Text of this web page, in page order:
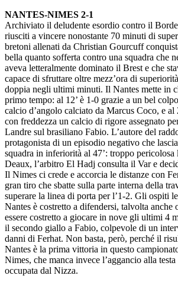
NANTES-NIMES 2-1
Archiviato il deludente esordio contro il
riusciti a vincere nonostante 70 minuti di
bretoni allenati da Christian Gourcuff
bella quanto sofferta contro una squadra che
aveva letteralmente dominato il Brest e che
capace di sfruttare oltre mezz’ora di
doppia negli ultimi minuti. Il Nantes mette in
primo tempo: al 12’ è 1-0 grazie a un bel
calcio d’angolo calciato da Marcus Coco, e al
con freddezza un calcio di rigore assegnato
Landre sul brasiliano Fabio. L’autore del
protagonista di un episodio negativo che
squadra in inferiorità al 47’: troppo pericolosa
Deaux, l’arbitro El Hadj consulta il Var e
Il Nimes ci crede e accorcia le distanze con
gran tiro che sbatte sulla parte interna della
superare la linea di porta per l’1-2. Gli ospiti
Nantes è costretto a difendersi, talvolta anche
essere costretto a giocare in nove gli ultimi 4
il secondo giallo a Fabio, colpevole di un
danni di Ferhat. Non basta, però, perché il
Nantes è la prima vittoria in questo
Nimes, che manca invece l’aggancio alla
occupata dal Nizza.